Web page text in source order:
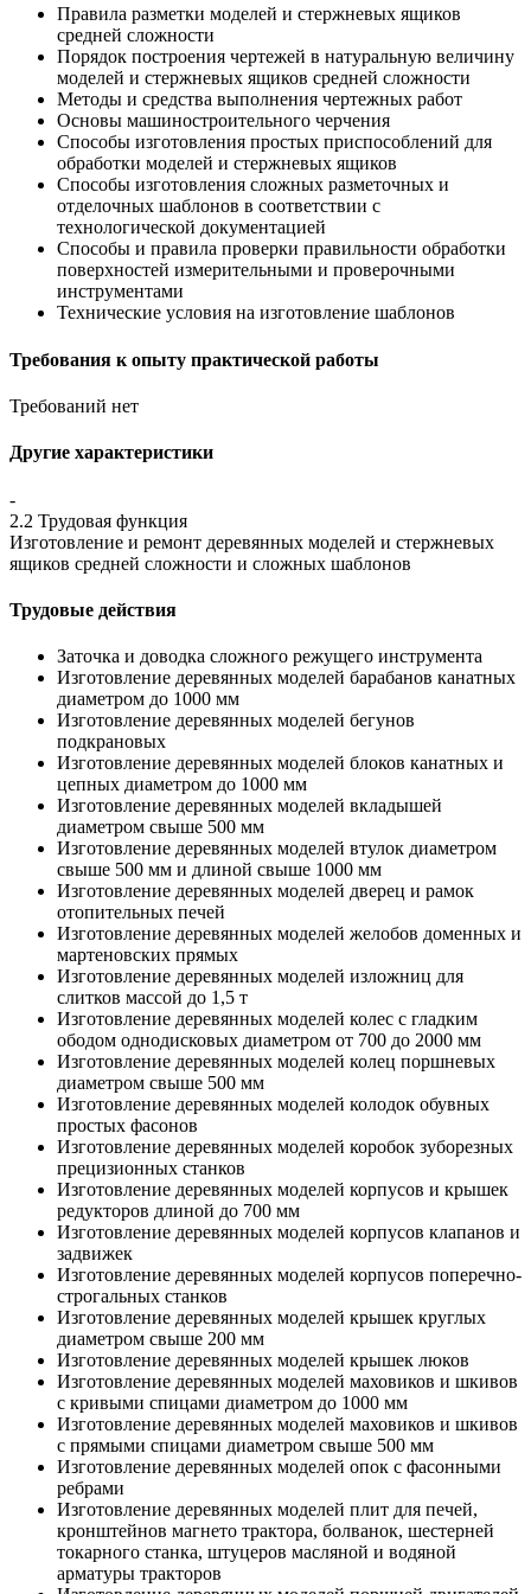
Правила разметки моделей и стержневых ящиков
средней сложности
Порядок построения чертежей в натуральную величину
моделей и стержневых ящиков средней сложности
Методы и средства выполнения чертежных работ
Основы машиностроительного черчения
Способы изготовления простых приспособлений для
обработки моделей и стержневых ящиков
Способы изготовления сложных разметочных и
отделочных шаблонов в соответствии с
технологической документацией
Способы и правила проверки правильности обработки
поверхностей измерительными и проверочными
инструментами
Технические условия на изготовление шаблонов
Требования к опыту практической работы
Требований нет
Другие характеристики
-
2.2 Трудовая функция
Изготовление и ремонт деревянных моделей и стержневых
ящиков средней сложности и сложных шаблонов
Трудовые действия
Заточка и доводка сложного режущего инструмента
Изготовление деревянных моделей барабанов канатных
диаметром до 1000 мм
Изготовление деревянных моделей бегунов
подкрановых
Изготовление деревянных моделей блоков канатных и
цепных диаметром до 1000 мм
Изготовление деревянных моделей вкладышей
диаметром свыше 500 мм
Изготовление деревянных моделей втулок диаметром
свыше 500 мм и длиной свыше 1000 мм
Изготовление деревянных моделей дверец и рамок
отопительных печей
Изготовление деревянных моделей желобов доменных и
мартеновских прямых
Изготовление деревянных моделей изложниц для
слитков массой до 1,5 т
Изготовление деревянных моделей колес с гладким
ободом однодисковых диаметром от 700 до 2000 мм
Изготовление деревянных моделей колец поршневых
диаметром свыше 500 мм
Изготовление деревянных моделей колодок обувных
простых фасонов
Изготовление деревянных моделей коробок зуборезных
прецизионных станков
Изготовление деревянных моделей корпусов и крышек
редукторов длиной до 700 мм
Изготовление деревянных моделей корпусов клапанов и
задвижек
Изготовление деревянных моделей корпусов поперечно-
строгальных станков
Изготовление деревянных моделей крышек круглых
диаметром свыше 200 мм
Изготовление деревянных моделей крышек люков
Изготовление деревянных моделей маховиков и шкивов
с кривыми спицами диаметром до 1000 мм
Изготовление деревянных моделей маховиков и шкивов
с прямыми спицами диаметром свыше 500 мм
Изготовление деревянных моделей опок с фасонными
ребрами
Изготовление деревянных моделей плит для печей,
кронштейнов магнето трактора, болванок, шестерней
токарного станка, штуцеров масляной и водяной
арматуры тракторов